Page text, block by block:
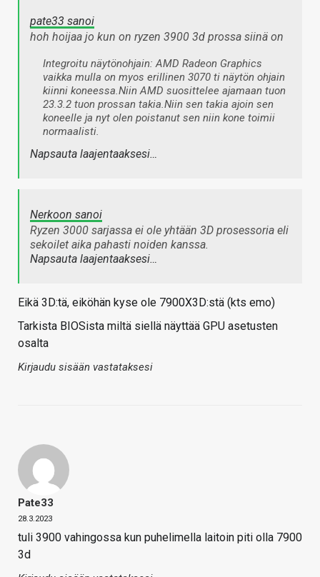
pate33 sanoi
hoh hoijaa jo kun on ryzen 3900 3d prossa siinä on
Integroitu näytönohjain: AMD Radeon Graphics
vaikka mulla on myos erillinen 3070 ti näytön ohjain
kiinni koneessa.Niin AMD suosittelee ajamaan tuon
23.3.2 tuon prossan takia.Niin sen takia ajoin sen
koneelle ja nyt olen poistanut sen niin kone toimii
normaalisti.
Napsauta laajentaaksesi…
Nerkoon sanoi
Ryzen 3000 sarjassa ei ole yhtään 3D prosessoria eli
sekoilet aika pahasti noiden kanssa.
Napsauta laajentaaksesi…
Eikä 3D:tä, eiköhän kyse ole 7900X3D:stä (kts emo)
Tarkista BIOSista miltä siellä näyttää GPU asetusten
osalta
Kirjaudu sisään vastataksesi
Pate33
28.3.2023
tuli 3900 vahingossa kun puhelimella laitoin piti olla 7900
3d